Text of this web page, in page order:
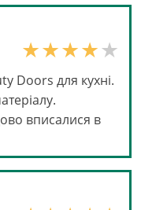
Doors для кухні.
вписалися в